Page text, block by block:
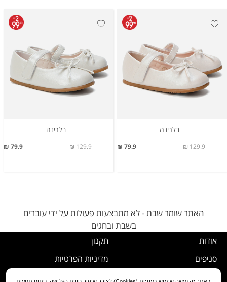
בלרינה
79.9 ₪ 129.9 ₪
בלרינה
79.9 ₪ 129.9 ₪
האתר שומר שבת - לא מתבצעות פעולות על ידי עובדים
בשבת ובחגים
אודות
סניפים
תקנון
מדיניות הפרטיות
נוהל ביטול עסקה